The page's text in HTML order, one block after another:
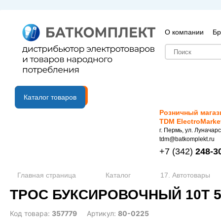
О компании
B2B портал
Каталог товаров
Розничный
TDM
г. Пермь, ул.
tdm@batkomplekt.ru
+7 (342) 248-
Главная страница Каталог 17. Автотовары
ТРОС БУКСИРОВОЧНЫЙ 10Т
Код товара: 357779 Артикул: 80-0225